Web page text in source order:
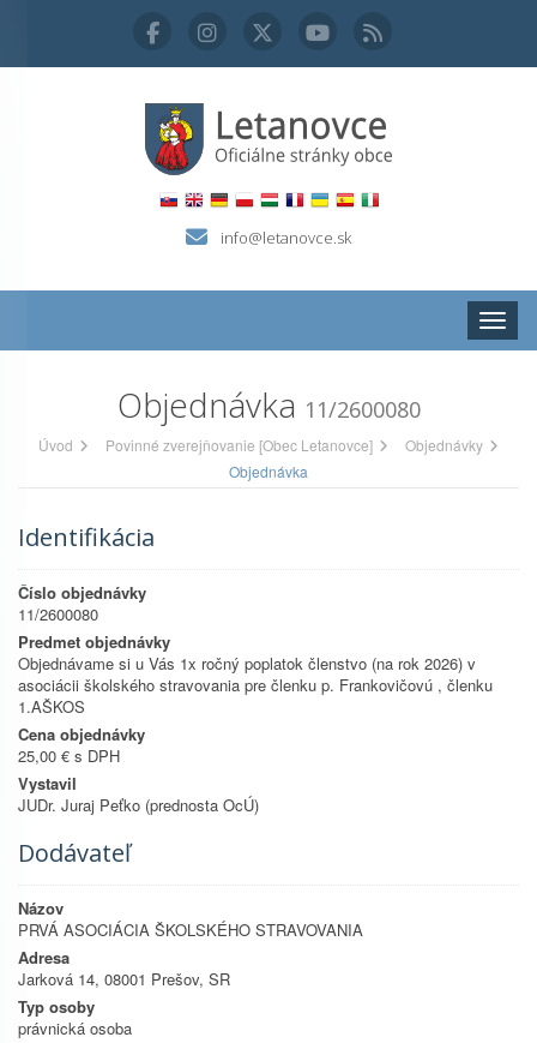
info@letanovce.sk
Objednávka 11/2600080
Úvod Povinné zverejňovanie [Obec Letanovce]
Objednávky
Objednávka
Identifikácia
Číslo objednávky
11/2600080
Predmet objednávky
Objednávame si u Vás 1x ročný poplatok členstvo (na rok 2026) v
asociácii školského stravovania pre členku p. Frankovičovú , členku
1.AŠKOS
Cena objednávky
25,00 € s DPH
Vystavil
JUDr. Juraj Peťko (prednosta OcÚ)
Dodávateľ
Názov
PRVÁ ASOCIÁCIA ŠKOLSKÉHO STRAVOVANIA
Adresa
Jarková 14, 08001 Prešov, SR
Typ osoby
právnická osoba